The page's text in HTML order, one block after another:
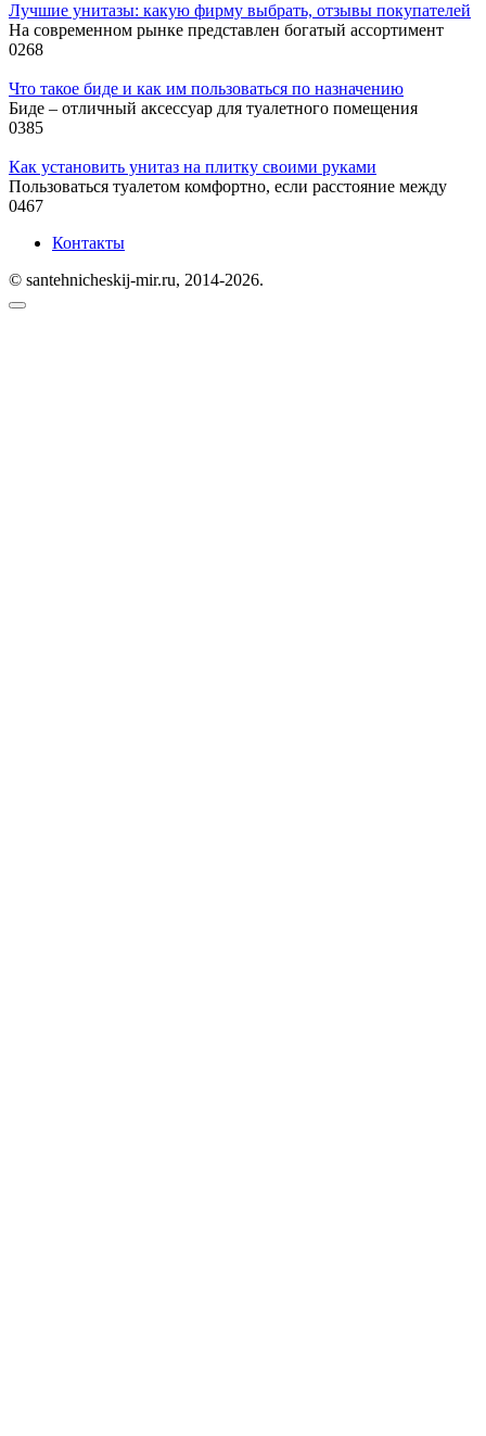
Лучшие унитазы: какую фирму выбрать, отзывы покупателей
На современном рынке представлен богатый ассортимент
0268
Что такое биде и как им пользоваться по назначению
Биде – отличный аксессуар для туалетного помещения
0385
Как установить унитаз на плитку своими руками
Пользоваться туалетом комфортно, если расстояние между
0467
Контакты
© santehnicheskij-mir.ru, 2014-2026.